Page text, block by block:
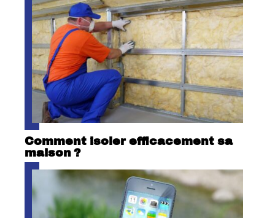
Comment isoler efficacement sa
maison ?